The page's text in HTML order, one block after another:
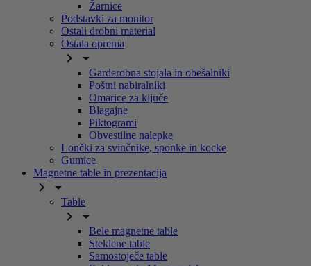
Žarnice
Podstavki za monitor
Ostali drobni material
Ostala oprema
 
Garderobna stojala in obešalniki
Poštni nabiralniki
Omarice za ključe
Blagajne
Piktogrami
Obvestilne nalepke
Lončki za svinčnike, sponke in kocke
Gumice
Magnetne table in prezentacija
 
Table
 
Bele magnetne table
Steklene table
Samostoječe table